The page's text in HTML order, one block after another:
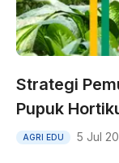
Strategi
Pupuk
AGRI EDU 5 Jul